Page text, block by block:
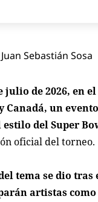
Sebastián Sosa
julio de 2026, en
Canadá, un
del Super
oficial del torneo.
tema se dio
artistas como